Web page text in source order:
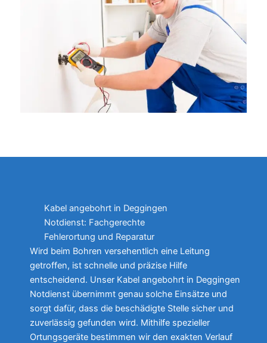
Kabel angebohrt in Deggingen
Notdienst: Fachgerechte
Fehlerortung und Reparatur
Wird beim Bohren versehentlich eine Leitung
getroffen, ist schnelle und präzise Hilfe
entscheidend. Unser Kabel angebohrt in Deggingen
Notdienst übernimmt genau solche Einsätze und
sorgt dafür, dass die beschädigte Stelle sicher und
zuverlässig gefunden wird. Mithilfe spezieller
Ortungsgeräte bestimmen wir den exakten Verlauf